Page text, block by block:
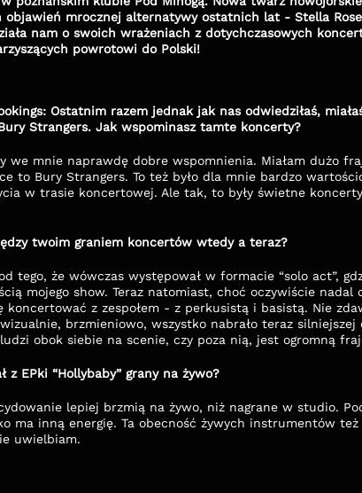
mrocznej alternatywy ostatnich lat - Stella Rose,
nam o swoich wrażeniach z dotychczasowych
powrotowi do Polski!
Ostatnim razem jednak jak nas odwiedziłaś,
Strangers. Jak wspominasz tamte koncerty?
we mnie naprawdę dobre wspomnienia. Miałam dużo
to Bury Strangers. To też było dla mnie bardzo
w trasie koncertowej. Ale tak, to były świetne
twoim graniem koncertów wtedy a teraz?
tego, że wówczas występował w formacie “solo act”,
mojego show. Teraz natomiast, choć oczywiście nadal
koncertować z zespołem - z perkusistą i basistą. Nie
brzmieniowo, wszystko nabrało teraz silniejszej
obok siebie na scenie, czy poza nią, jest ogromną
EPki “Hollybaby” grany na żywo?
lepiej brzmią na żywo, niż nagrane w studio.
ma inną energię. Ta obecność żywych instrumentów
uwielbiam.